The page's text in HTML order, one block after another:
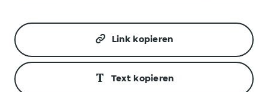
Link kopieren
Text kopieren